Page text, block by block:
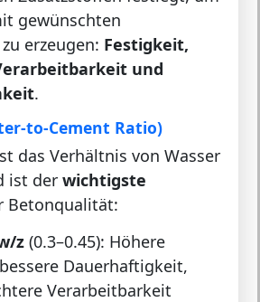
gewünschten
erzeugen: Festigkeit,
und
.
to-Cement Ratio)
das Verhältnis von Wasser
ist der wichtigste
Betonqualität:
z (0.3–0.45): Höhere
Dauerhaftigkeit,
Verarbeitbarkeit